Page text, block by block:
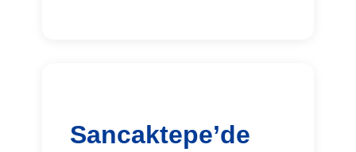
Sancaktepe’de